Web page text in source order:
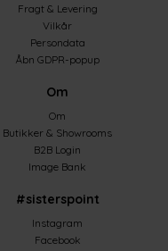
Fragt & Levering
Vilkår
Persondata
Åbn GDPR-popup
Om
Om
Butikker & Showrooms
B2B Login
Image Bank
#sisterspoint
Instagram
Facebook